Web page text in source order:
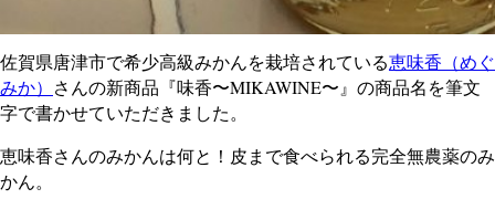
佐賀県唐津市で希少高級みかんを栽培されている恵味香（めぐ
みか） さんの新商品『味香〜MIKAWINE〜』の商品名を筆文
字で書かせていただきました。
恵味香さんのみかんは何と！皮まで食べられる完全無農薬のみ
かん。